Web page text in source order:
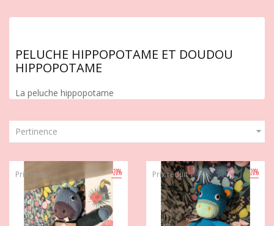
PELUCHE HIPPOPOTAME ET DOUDOU
HIPPOPOTAME
La peluche hippopotame
Pertinence 
-20%
Prix réduit -20%
Prix réduit